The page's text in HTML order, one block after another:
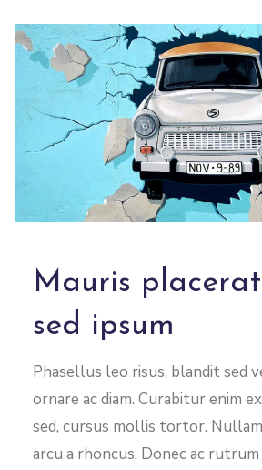
Mauris
sed ipsum
Phasellus leo risus, blandit sed
ornare ac diam. Curabitur enim
sed, cursus mollis tortor.
arcu a rhoncus. Donec ac rutrum